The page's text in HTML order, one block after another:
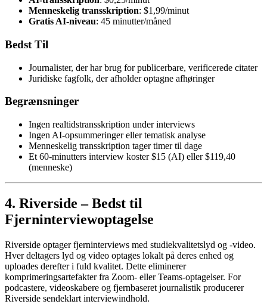
Menneskelig transskription: $1,99/minut
Gratis AI-niveau: 45 minutter/måned
Bedst Til
Journalister, der har brug for publicerbare, verificerede citater
Juridiske fagfolk, der afholder optagne afhøringer
Begrænsninger
Ingen realtidstransskription under interviews
Ingen AI-opsummeringer eller tematisk analyse
Menneskelig transskription tager timer til dage
Et 60-minutters interview koster $15 (AI) eller $119,40
(menneske)
4. Riverside – Bedst til
Fjerninterviewoptagelse
Riverside optager fjerninterviews med studiekvalitetslyd og -video.
Hver deltagers lyd og video optages lokalt på deres enhed og
uploades derefter i fuld kvalitet. Dette eliminerer
komprimeringsartefakter fra Zoom- eller Teams-optagelser. For
podcastere, videoskabere og fjernbaseret journalistik producerer
Riverside sendeklart interviewindhold.